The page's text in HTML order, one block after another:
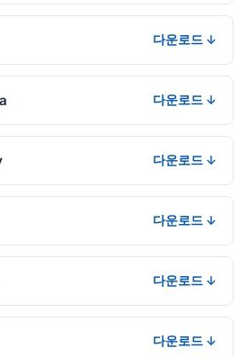
다운로드 ↓
다운로드 ↓
다운로드 ↓
다운로드 ↓
다운로드 ↓
다운로드 ↓